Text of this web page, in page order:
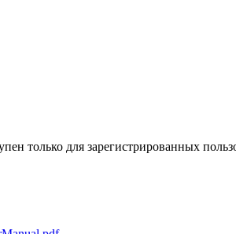
только для зарегистрированных